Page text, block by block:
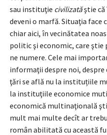
sau instituţie civilizatăştie că
deveni o marfă. Situaţia face
chiar aici, în vecinătatea
politic şi economic, care ştie
ne numere. Cele mai
informaţii despre noi,
ţări se află nu la instituțiile
la instituţiile economice
economică multinaţională
mult mai multe decît ar
român abilitată cu această